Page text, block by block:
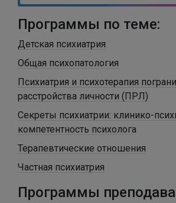
Программы по теме:
Детская психиатрия
Общая психопатология
Психиатрия и психотерапия
расстройства личности (ПРЛ)
Секреты психиатрии: клинико-
компетентность психолога
Терапевтические отношения
Частная психиатрия
Программы